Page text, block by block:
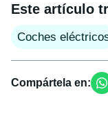
Este artículo
Coches
Compártela en: